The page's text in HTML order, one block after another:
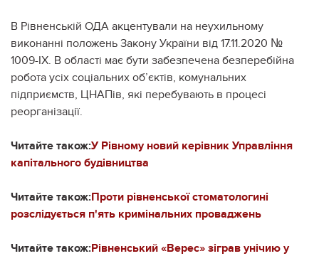
В Рівненській ОДА акцентували на неухильному
виконанні положень Закону України від 17.11.2020 №
1009-ІХ. В області має бути забезпечена безперебійна
робота усіх соціальних об’єктів, комунальних
підприємств, ЦНАПів, які перебувають в процесі
реорганізації.
Читайте також:У Рівному новий керівник Управління
капітального будівництва
Читайте також:Проти рівненської стоматологині
розслідується п'ять кримінальних проваджень
Читайте також:Рівненський «Верес» зіграв унічию у